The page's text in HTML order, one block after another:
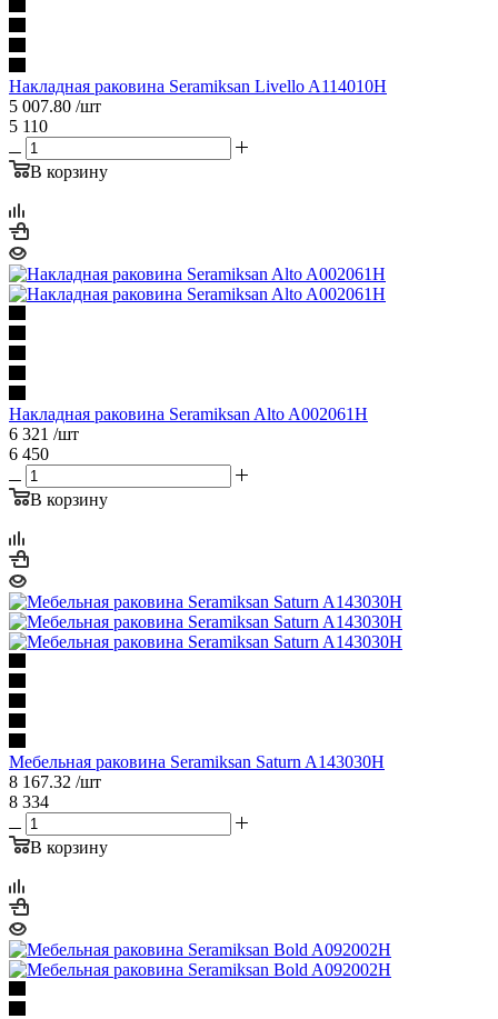
Накладная раковина Seramiksan Livello A114010H
5 007.80 /шт
5 110
В корзину
Накладная раковина Seramiksan Alto A002061H
6 321 /шт
6 450
В корзину
Мебельная раковина Seramiksan Saturn A143030H
8 167.32 /шт
8 334
В корзину